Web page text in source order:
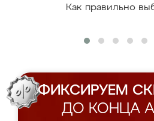
Как правильно
ФИКСИРУЕМ
ДО КОНЦА